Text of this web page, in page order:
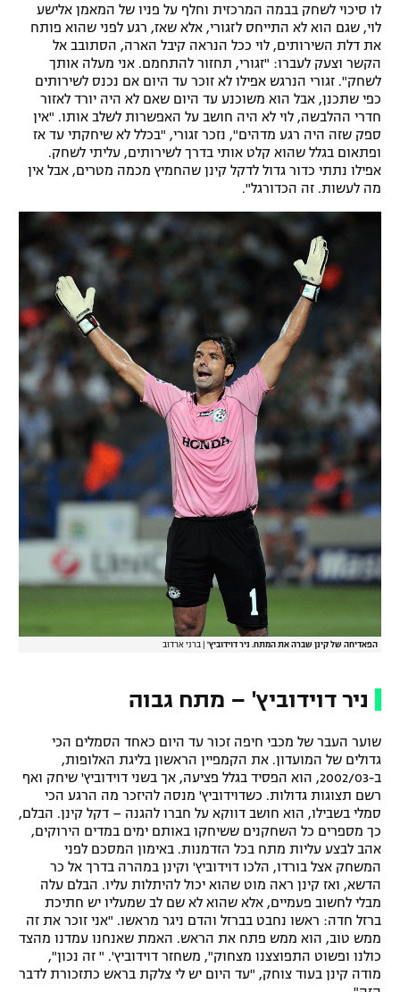
לו סיכוי לשחק בבמה המרכזית וחלף על פניו של המאמן אלישע
לוי, שגם הוא לא התייחס לזגורי, אלא שאז, רגע לפני שהוא פותח
את דלת השירותים, לוי ככל הנראה קיבל הארה, הסתובב אל
הקשר וצעק לעברו: "זגורי, תחזור להתחמם. אני מעלה אותך
לשחק". זגורי הנרגש אפילו לא זוכר עד היום אם נכנס לשירותים
כפי שתכנן, אבל הוא משוכנע עד היום שאם לא היה יורד לאזור
חדרי ההלבשה, לוי לא היה חושב על האפשרות לשלב אותו. "אין
ספק שזה היה רגע מדהים", נזכר זגורי, "בכלל לא שיחקתי עד אז
ופתאום בגלל שהוא קלט אותי בדרך לשירותים, עליתי לשחק.
אפילו נתתי כדור גדול לדקל קינן שהחמיץ מכמה מטרים, אבל אין
מה לעשות. זה הכדורגל".
הפאדיחה של קינן שברה את המתח. ניר דוידוביץ' ברני ארדוב
ניר דוידוביץ' – מתח גבוה
שוער העבר של מכבי חיפה זכור עד היום כאחד הסמלים הכי
גדולים של המועדון. את הקמפיין הראשון בליגת האלופות,
ב-2002/03, הוא הפסיד בגלל פציעה, אך בשני דוידוביץ' שיחק ואף
רשם תצוגות גדולות. כשדוידוביץ' מנסה להיזכר מה הרגע הכי
סמלי בשבילו, הוא חושב דווקא על חברו להגנה – דקל קינן. הבלם,
כך מספרים כל השחקנים ששיחקו באותם ימים במדים הירוקים,
אהב לבצע עליות מתח בכל הזדמנות. באימון המסכם לפני
המשחק אצל בורדו, הלכו דוידוביץ' וקינן במהרה בדרך אל כר
הדשא, ואז קינן ראה מוט שהוא יכול להיתלות עליו. הבלם עלה
מבלי לחשוב פעמיים, אלא שהוא לא שם לב שמעליו יש חתיכת
ברזל חדה: ראשו נחבט בברזל והדם ניגר מראשו. "אני זוכר את זה
ממש טוב, הוא ממש פתח את הראש. האמת שאנחנו עמדנו מהצד
כולנו ופשוט התפוצצנו מצחוק", משחזר דוידוביץ'. " זה נכון",
מודה קינן בעוד צוחק, "עד היום יש לי צלקת בראש כתזכורת לדבר